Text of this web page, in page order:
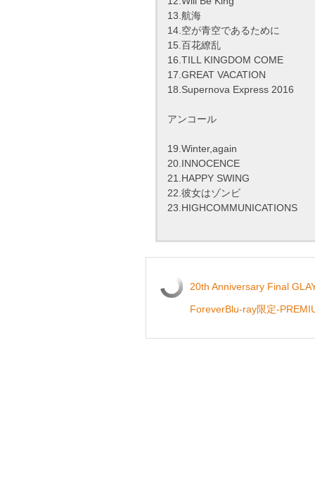
13.航海
14.空が青空であるために
15.百花繚乱
16.TILL KINGDOM COME
17.GREAT VACATION
18.Supernova Express 2016
アンコール
19.Winter,again
20.INNOCENCE
21.HAPPY SWING
22.彼女はゾンビ
23.HIGHCOMMUNICATIONS
20th Anniversary Final
ForeverBlu-ray限定-